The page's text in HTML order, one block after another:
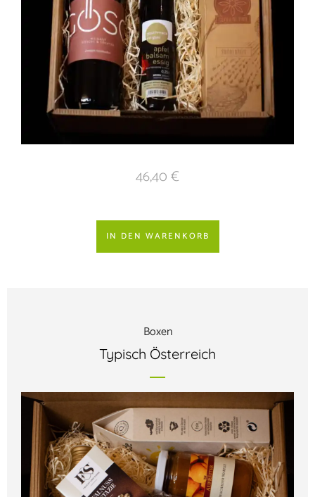
46,40€
IN DEN WARENKORB
Boxen
Typisch Österreich